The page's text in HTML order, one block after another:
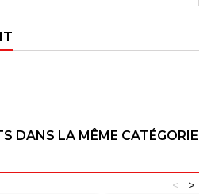
DANS LA MÊME CATÉGORIE
>
<